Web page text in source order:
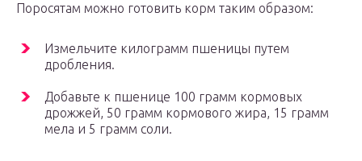
Поросятам можно готовить корм таким образом:
Измельчите килограмм пшеницы путем
дробления.
Добавьте к пшенице 100 грамм кормовых
дрожжей, 50 грамм кормового жира, 15 грамм
мела и 5 грамм соли.